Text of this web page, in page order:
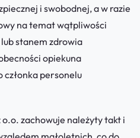
i swobodnej, a w razie
na temat wątpliwości
stanem zdrowia
opiekuna
członka personelu
zachowuje należyty takt i